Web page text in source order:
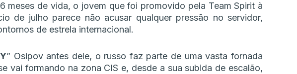
meses de vida, o jovem que foi promovido pela Team Spirit à
de julho parece não acusar qualquer pressão no servidor,
de estrela internacional.
” Osipov antes dele, o russo faz parte de uma vasta fornada
vai formando na zona CIS e, desde a sua subida de escalão,